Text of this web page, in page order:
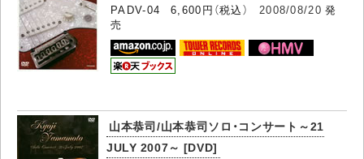
PADV-04 6,600円（税込） 2008/08/20 発
売
山本恭司/山本恭司ソロ・コンサート～21
JULY 2007～ [DVD]